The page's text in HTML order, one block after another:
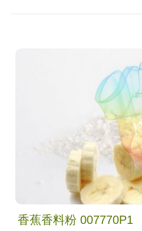
香蕉香料粉 007770P1